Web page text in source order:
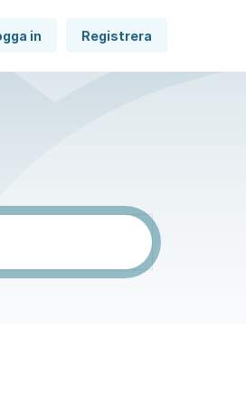
in Registrera